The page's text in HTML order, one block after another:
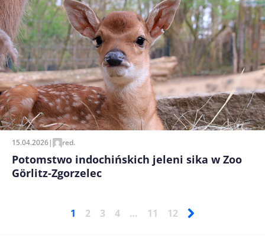
15.04.2026| red.
Potomstwo indochińskich jeleni sika w Zoo
Görlitz-Zgorzelec
1 2 3 4 … 11 12